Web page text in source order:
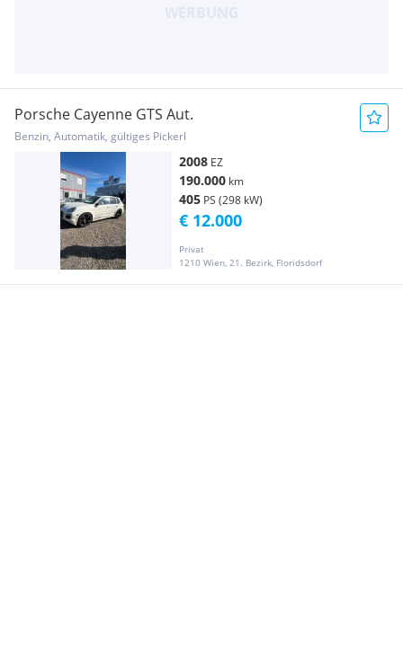
Porsche Cayenne GTS Aut.
Benzin, Automatik, gültiges Pickerl
2008 EZ
190.000 km
405 PS (298 kW)
Privat
1210 Wien, 21. Bezirk, Floridsdorf
€ 12.000